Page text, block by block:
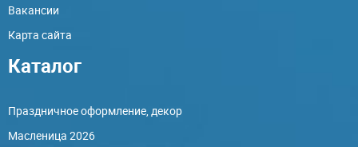
Вакансии
Карта сайта
Каталог
Праздничное оформление, декор
Масленица 2026